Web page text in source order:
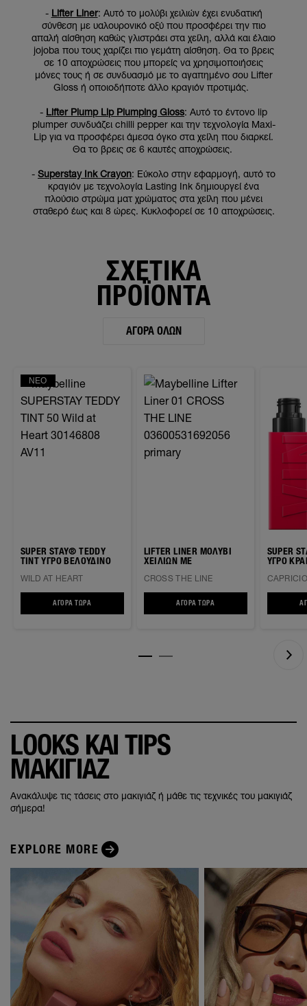
- Lifter Liner: Αυτό το μολύβι χειλιών έχει ενυδατική
σύνθεση με υαλουρονικό οξύ που προσφέρει την πιο
απαλή αίσθηση καθώς γλιστράει στα χείλη, αλλά και έλαιο
jojoba που τους χαρίζει πιο γεμάτη αίσθηση. Θα το βρεις
σε 10 αποχρώσεις που μπορείς να χρησιμοποιήσεις
μόνες τους ή σε συνδυασμό με το αγαπημένο σου Lifter
Gloss ή οποιοδήποτε άλλο κραγιόν προτιμάς.
- Lifter Plump Lip Plumping Gloss: Αυτό το έντονο lip
plumper συνδυάζει chilli pepper και την τεχνολογία Maxi-
Lip για να προσφέρει άμεσα όγκο στα χείλη που διαρκεί.
Θα το βρεις σε 6 καυτές αποχρώσεις.
- Superstay Ink Crayon: Εύκολο στην εφαρμογή, αυτό το
κραγιόν με τεχνολογία Lasting Ink δημιουργεί ένα
πλούσιο στρώμα ματ χρώματος στα χείλη που μένει
σταθερό έως και 8 ώρες. Κυκλοφορεί σε 10 αποχρώσεις.
ΣΧΕΤΙΚΑ
ΠΡΟΪΟΝΤΑ
ΑΓΟΡΆ ΌΛΩΝ
ΝΈΟ
SUPER STAY® TEDDY
TINT ΥΓΡΌ ΒΕΛΟΎΔΙΝΟ
WILD AT HEART
ΑΓΟΡΆ ΤΏΡΑ SUPER STAY® TEDDY TINT ΥΓΡΌ ΒΕΛΟΎΔΙΝΟ ΜΑΤ ΚΡΑΓΙΌΝ ΔΙΑΡΚΕΊΑΣ
LIFTER LINER ΜΟΛΥΒΙ
ΧΕΙΛΙΩΝ ΜΕ
CROSS THE LINE
ΑΓΟΡΆ ΤΏΡΑ LIFTER LINER ΜΟΛΥΒΙ
SUPER STAY®
ΥΓΡΌ
LOOKS ΚΑΙ TIPS
ΜΑΚΙΓΙΑΖ
Ανακάλυψε τις τάσεις στο μακιγιάζ ή μάθε τις τεχνικές του μακιγιάζ
σήμερα!
EXPLORE MORE